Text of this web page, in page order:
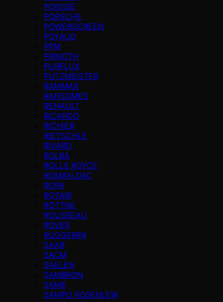
PONSSE
PORSCHE
POWERSCREEN
POYAUD
PPM
PRINOTH
PURFLUX
PUTZMEISTER
RAMMAX
RANSOMES
RENAULT
RICARDO
RICHIER
RIETSCHLE
RIVARD
ROLBA
ROLLS ROYCE
ROMAN DAC
ROPA
ROTAIR
ROTTNE
ROUSSEAU
ROVER
RUGGERINI
SAAB
SACM
SAELEN
SAMBRON
SAME
SAMPO ROSENLEW